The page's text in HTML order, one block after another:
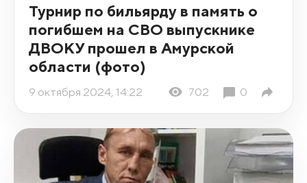
Турнир по бильярду в память о
погибшем на СВО выпускнике
ДВОКУ прошел в Амурской
области (фото)
9 октября 2024, 14:22 702 0